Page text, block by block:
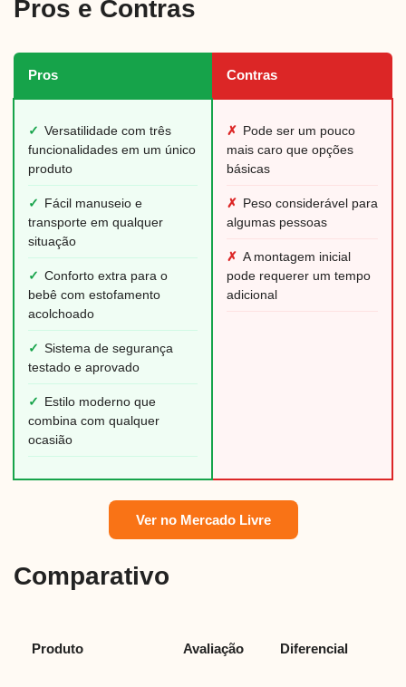
Pros e Contras
Pros Contras
✓ Versatilidade com três
funcionalidades em um único
produto
✓
Fácil manuseio e
transporte em qualquer
situação
✓ Conforto extra para o
bebê com estofamento
acolchoado
✓ Sistema de segurança
testado e aprovado
✓
Estilo moderno que
combina com qualquer
ocasião
✗ Pode ser um pouco
mais caro que opções
básicas
✗ Peso considerável para
algumas pessoas
✗ A montagem inicial
pode requerer um tempo
adicional
Ver no Mercado Livre
Comparativo
Produto Avaliação Diferencial